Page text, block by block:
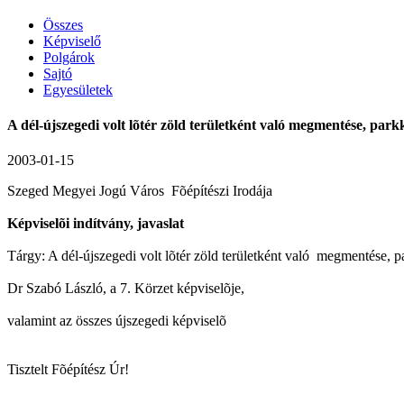
Összes
Képviselő
Polgárok
Sajtó
Egyesületek
A dél-újszegedi volt lõtér zöld területként való megmentése,
2003-01-15
Szeged Megyei Jogú Város Fõépítészi Irodája
Képviselõi indítvány, javaslat
Tárgy: A dél-újszegedi volt lõtér zöld területként való megmentése,
Dr Szabó László, a 7. Körzet képviselõje,
valamint az összes újszegedi képviselõ
Tisztelt Fõépítész Úr!